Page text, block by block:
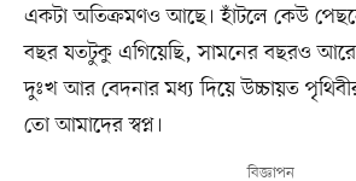
একটা অতিক্রমণও আছে। হাঁটলে কেউ
বছর যতটুকু এগিয়েছি, সামনের বছরও
দুঃখ আর বেদনার মধ্য দিয়ে উচ্চায়ত
তো আমাদের স্বপ্ন।